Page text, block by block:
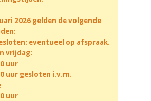
2026 gelden de volgende
eventueel op afspraak.
vrijdag:
uur
uur gesloten i.v.m.
uur